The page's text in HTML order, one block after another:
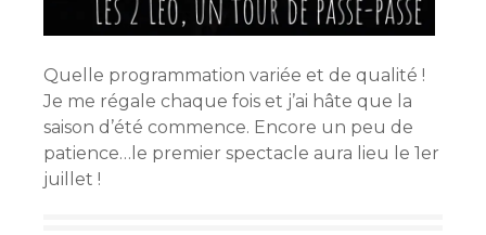
Quelle programmation variée et de qualité !
Je me régale chaque fois et j’ai hâte que la
saison d’été commence. Encore un peu de
patience…le premier spectacle aura lieu le 1er
juillet !